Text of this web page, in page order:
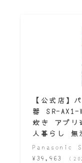
【公式店】
器 SR-
炊き アプ
人暮らし
Panasonic
¥39,963
（